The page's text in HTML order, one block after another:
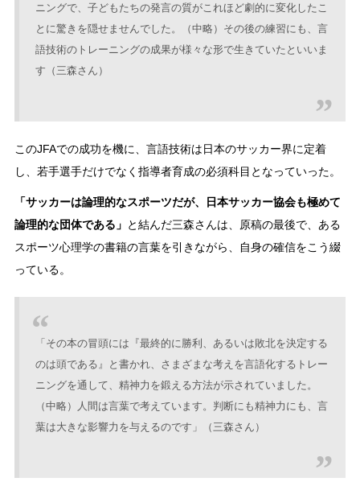
ニングで、子どもたちの発言の質がこれほど劇的に変化したこ
とに驚きを隠せませんでした。（中略）その後の練習にも、言
語技術のトレーニングの成果が様々な形で生きていたといいま
す（三森さん）
このJFAでの成功を機に、言語技術は日本のサッカー界に定着
し、若手選手だけでなく指導者育成の必須科目となっていった。
「サッカーは論理的なスポーツだが、日本サッカー協会も極めて
論理的な団体である」 と結んだ三森さんは、原稿の最後で、ある
スポーツ心理学の書籍の言葉を引きながら、自身の確信をこう綴
っている。
「その本の冒頭には『最終的に勝利、あるいは敗北を決定する
のは頭である』と書かれ、さまざまな考えを言語化するトレー
ニングを通して、精神力を鍛える方法が示されていました。
（中略）人間は言葉で考えています。判断にも精神力にも、言
葉は大きな影響力を与えるのです」（三森さん）